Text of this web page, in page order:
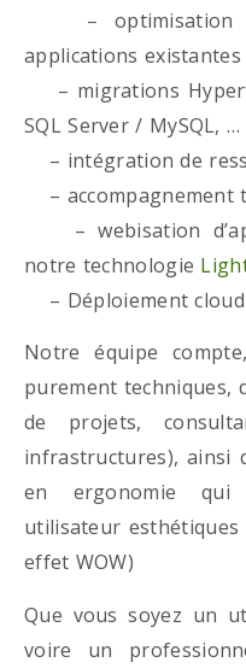
– optimisation
applications existantes
– migrations
SQL Server / MySQL, …
– intégration de
– accompagnement
– webisation
notre technologie
– Déploiement cloud
Notre équipe
purement techniques,
de projets,
infrastructures), ainsi
en ergonomie qui
utilisateur
effet WOW)
Que vous soyez un
voire un